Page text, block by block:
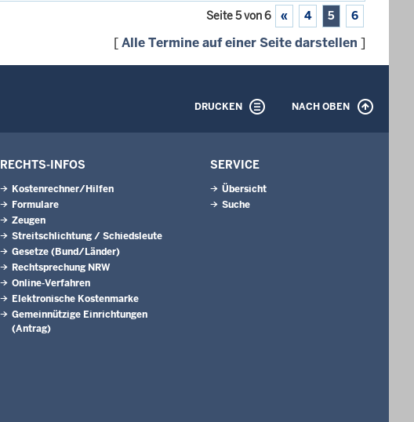
Seite 5 von 6 « 4 5 6
[Alle Termine auf einer Seite darstellen ]
DRUCKEN NACH OBEN
RECHTS-INFOS
Kostenrechner/Hilfen
Formulare
Zeugen
Streitschlichtung / Schiedsleute
Gesetze (Bund/Länder)
Rechtsprechung NRW
Online-Verfahren
Elektronische Kostenmarke
Gemeinnützige Einrichtungen
(Antrag)
SERVICE
Übersicht
Suche